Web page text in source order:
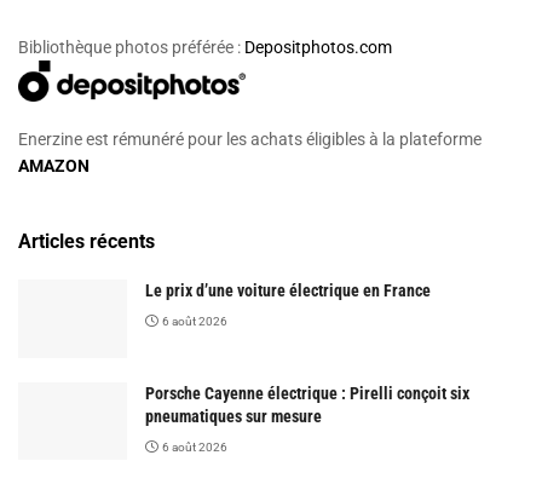
Bibliothèque photos préférée : Depositphotos.com
Enerzine est rémunéré pour les achats éligibles à la plateforme
AMAZON
Articles récents
Le prix d’une voiture électrique en France
6 août 2026
Porsche Cayenne électrique : Pirelli conçoit six
pneumatiques sur mesure
6 août 2026